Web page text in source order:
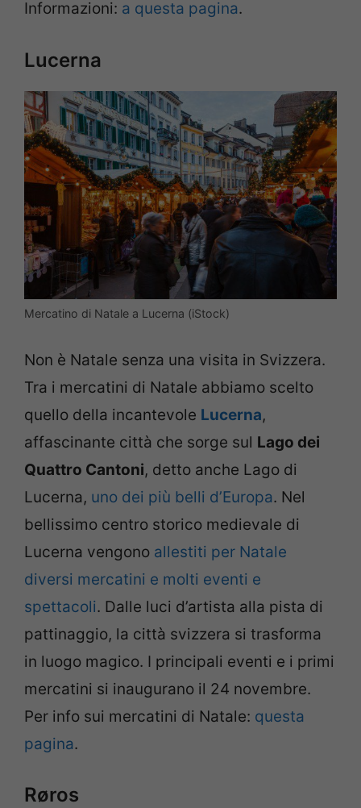
Informazioni: a questa pagina.
Lucerna
Mercatino di Natale a Lucerna (iStock)
Non è Natale senza una visita in Svizzera.
Tra i mercatini di Natale abbiamo scelto
quello della incantevole Lucerna,
affascinante città che sorge sul Lago dei
Quattro Cantoni, detto anche Lago di
Lucerna, uno dei più belli d’Europa. Nel
bellissimo centro storico medievale di
Lucerna vengono allestiti per Natale
diversi mercatini e molti eventi e
spettacoli. Dalle luci d’artista alla pista di
pattinaggio, la città svizzera si trasforma
in luogo magico. I principali eventi e i primi
mercatini si inaugurano il 24 novembre.
Per info sui mercatini di Natale: questa
pagina.
Røros